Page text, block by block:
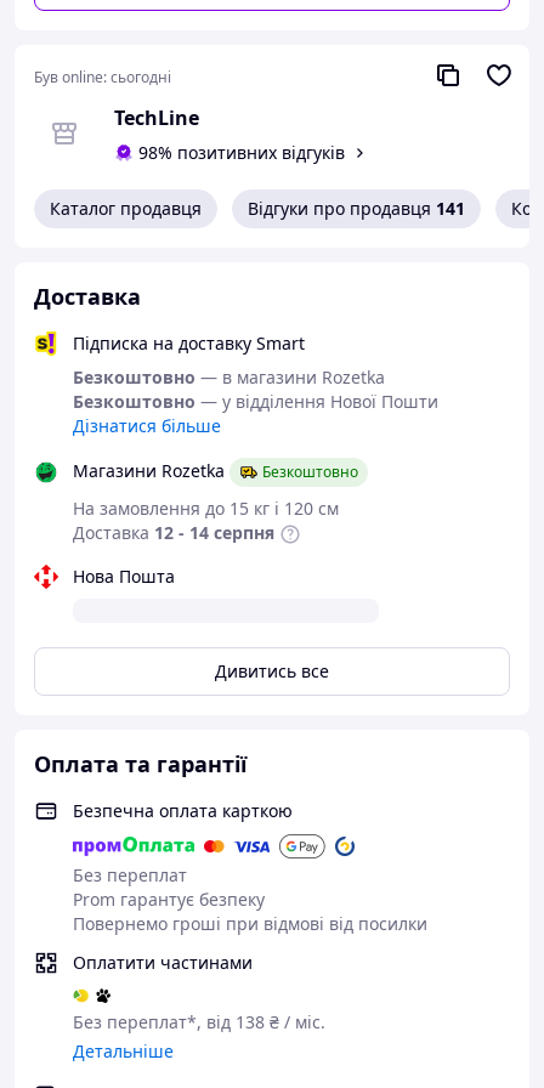
Конструкція навушників відповідає стандарту IPX2,
який забезпечує захист від крапель води. Вирушайте
на вулицю, не боячись, що пристрій вийде з ладу.
Навушники JBL Wave 300 мають функціонал режиму
hands-free, завдяки якому ви зможете відповідати на
дзвінки без смартфона. Внутрішньоканальна
Був online:сьогодні
TechLine
98% позитивних відгуків
Каталог продавця Відгуки про продавця 141
Доставка
Підписка на доставку Smart
Безкоштовно — в магазини Rozetka
Безкоштовно — у відділення Нової Пошти
Дізнатися більше
Магазини Rozetka
Безкоштовно
На замовлення до 15 кг і 120 см
Доставка 12 - 14 серпня
Нова Пошта
Дивитись все
Оплата та гарантії
Безпечна оплата карткою
Без переплат
Prom гарантує безпеку
Повернемо гроші при відмові від посилки
Оплатити частинами
Без переплат*, від 138 ₴ / міс.
Детальніше